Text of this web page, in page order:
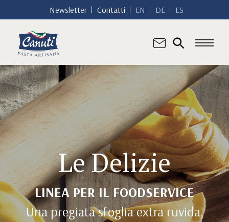
Newsletter Contatti EN DE ES
Le Delizie
LINEA PER IL FOODSERVICE
Una pregiata sfoglia extra ruvida,